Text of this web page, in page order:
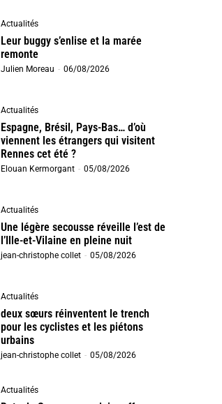
Actualités
Leur buggy s’enlise et la marée
remonte
Julien Moreau - 06/08/2026
Actualités
Espagne, Brésil, Pays-Bas… d’où
viennent les étrangers qui visitent
Rennes cet été ?
Elouan Kermorgant - 05/08/2026
Actualités
Une légère secousse réveille l’est de
l’Ille-et-Vilaine en pleine nuit
jean-christophe collet - 05/08/2026
Actualités
deux sœurs réinventent le trench
pour les cyclistes et les piétons
urbains
jean-christophe collet - 05/08/2026
Actualités